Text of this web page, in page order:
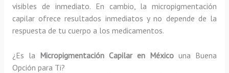
visibles de inmediato. En cambio, la micropigmentación
capilar ofrece resultados inmediatos y no depende de la
respuesta de tu cuerpo a los medicamentos.
¿Es la Micropigmentación Capilar en México una Buena
Opción para Ti?